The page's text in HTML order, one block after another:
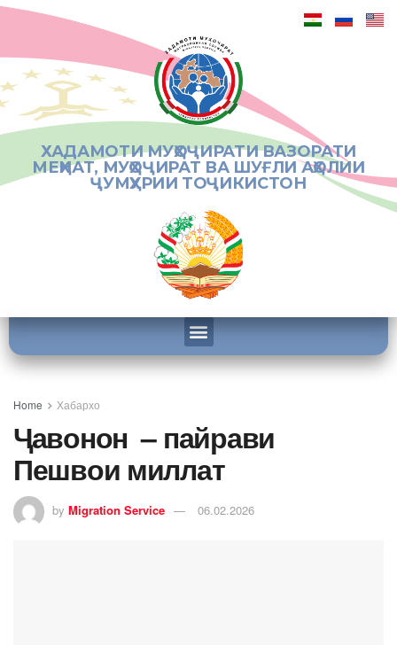
ХАДАМОТИ МУҲОҶИРАТИ ВАЗОРАТИ
МЕҲНАТ, МУҲОҶИРАТ ВА ШУҒЛИ АҲОЛИИ
ҶУМҲУРИИ ТОҶИКИСТОН
Home Хабархо
Ҷавонон – пайрави
Пешвои миллат
by Migration Service 06.02.2026